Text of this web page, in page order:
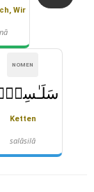
Wir
NOMEN
Ketten
salāsilā